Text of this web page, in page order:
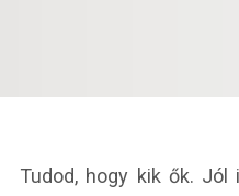
Tudod, hogy kik ők.